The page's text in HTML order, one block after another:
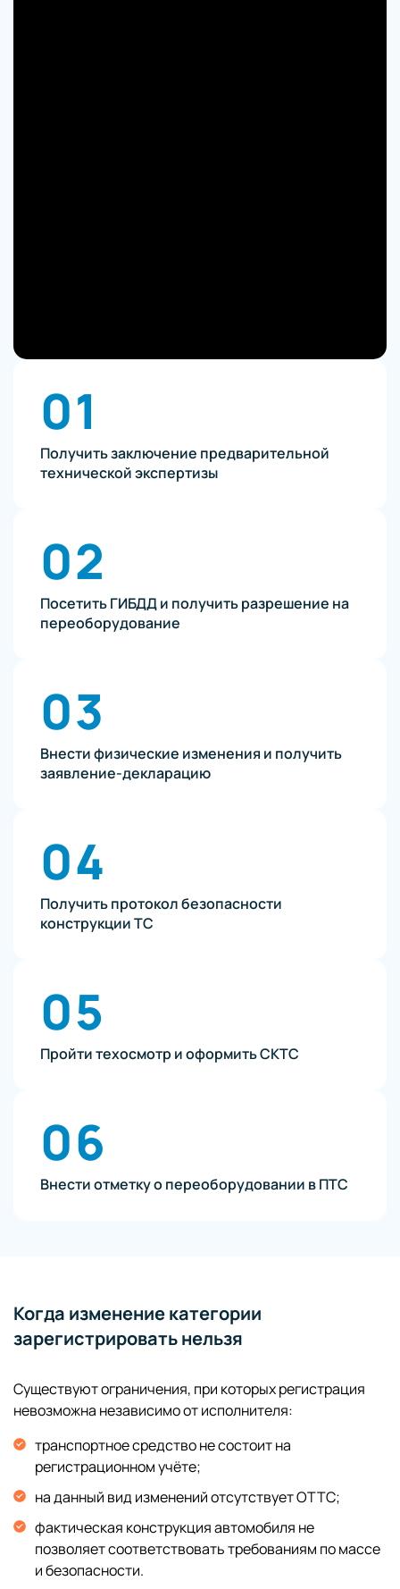
01
Получить заключение предварительной
технической экспертизы
02
Посетить ГИБДД и получить разрешение на
переоборудование
03
Внести физические изменения и получить
заявление-декларацию
04
Получить протокол безопасности
конструкции ТС
05
Пройти техосмотр и оформить СКТС
06
Внести отметку о переоборудовании в ПТС
Когда изменение категории
зарегистрировать нельзя
Существуют ограничения, при которых регистрация
невозможна независимо от исполнителя:
транспортное средство не состоит на
регистрационном учёте;
на данный вид изменений отсутствует ОТТС;
фактическая конструкция автомобиля не
позволяет соответствовать требованиям по массе
и безопасности.